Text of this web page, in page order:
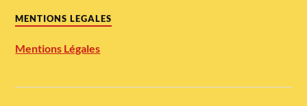
MENTIONS LEGALES
Mentions Légales